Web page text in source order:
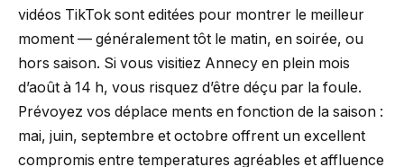
vidéos TikTok sont editées pour montrer le meilleur
moment — généralement tôt le matin, en soirée, ou
hors saison. Si vous visitiez Annecy en plein mois
d’août à 14 h, vous risquez d’être déçu par la foule.
Prévoyez vos déplace ments en fonction de la saison :
mai, juin, septembre et octobre offrent un excellent
compromis entre temperatures agréables et affluence